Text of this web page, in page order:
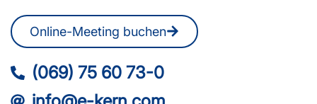
Online-Meeting buchen
(069) 75 60 73-0